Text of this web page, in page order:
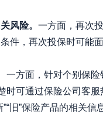
风险。 一方面，再次
件，再次投保时可能
方面，针对个别保险
时可通过保险公司客
旧”保险产品的相关